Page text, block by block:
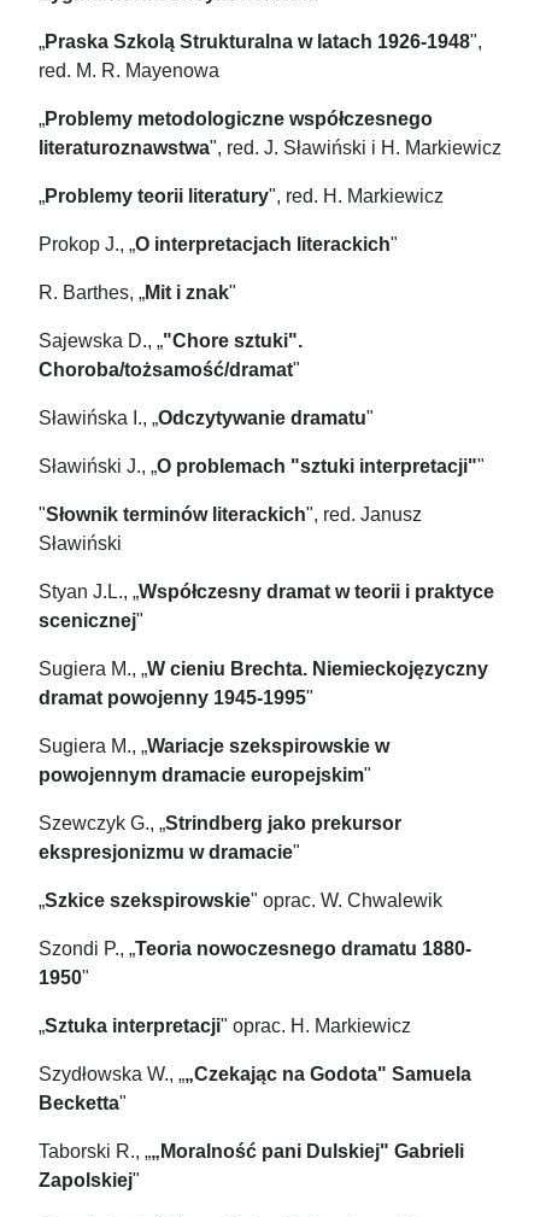
„Praska Szkolą Strukturalna w latach 1926-1948",
red. M. R. Mayenowa
„Problemy metodologiczne współczesnego
literaturoznawstwa", red. J. Sławiński i H. Markiewicz
„Problemy teorii literatury", red. H. Markiewicz
Prokop J., „O interpretacjach literackich"
R. Barthes, „Mit i znak"
Sajewska D., „"Chore sztuki".
Choroba/tożsamość/dramat"
Sławińska I., „Odczytywanie dramatu"
Sławiński J., „O problemach "sztuki interpretacji""
"Słownik terminów literackich", red. Janusz
Sławiński
Styan J.L., „Współczesny dramat w teorii i praktyce
scenicznej"
Sugiera M., „W cieniu Brechta. Niemieckojęzyczny
dramat powojenny 1945-1995"
Sugiera M., „Wariacje szekspirowskie w
powojennym dramacie europejskim"
Szewczyk G., „Strindberg jako prekursor
ekspresjonizmu w dramacie"
„Szkice szekspirowskie" oprac. W. Chwalewik
Szondi P., „Teoria nowoczesnego dramatu 1880-
1950"
„Sztuka interpretacji" oprac. H. Markiewicz
Szydłowska W., „„Czekając na Godota" Samuela
Becketta"
Taborski R., „„Moralność pani Dulskiej" Gabrieli
Zapolskiej"